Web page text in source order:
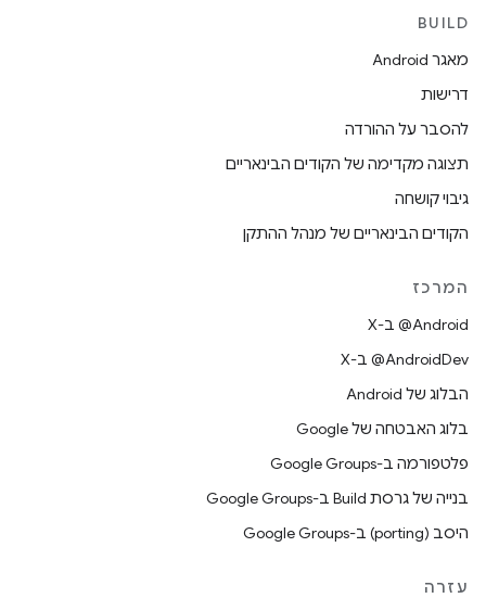
BUILD
מאגר Android
דרישות
להסבר על ההורדה
תצוגה מקדימה של הקודים הבינאריים
גיבוי קושחה
הקודים הבינאריים של מנהל ההתקן
המרכז
‫‎@Android ב-X
‫‎@AndroidDev ב-X
הבלוג של Android
בלוג האבטחה של Google
פלטפורמה ב-Google Groups
בנייה של גרסת Build ב-Google Groups
היסב (porting) ב-Google Groups
עזרה